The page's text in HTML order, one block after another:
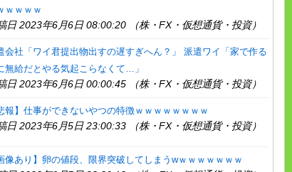
ｗｗｗｗ
日 2023年6月6日 08:00:20 （株・FX・仮想通貨・投資）
会社「ワイ君提出物出すの遅すぎへん？」 派遣ワイ「家で作る
無給だとやる気起こらなくて…」
日 2023年6月6日 00:00:45 （株・FX・仮想通貨・投資）
報】仕事ができないやつの特徴ｗｗｗｗｗｗｗｗ
日 2023年6月5日 23:00:33 （株・FX・仮想通貨・投資）
像あり】卵の値段、限界突破してしまうwｗｗｗｗｗｗｗ